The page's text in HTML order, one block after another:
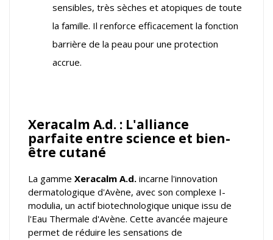
sensibles, très sèches et atopiques de toute
la famille. Il renforce efficacement la fonction
barrière de la peau pour une protection
accrue.
Xeracalm A.d. : L'alliance
parfaite entre science et bien-
être cutané
La gamme Xeracalm A.d. incarne l'innovation
dermatologique d'Avène, avec son complexe I-
modulia, un actif biotechnologique unique issu de
l'Eau Thermale d'Avène. Cette avancée majeure
permet de réduire les sensations de